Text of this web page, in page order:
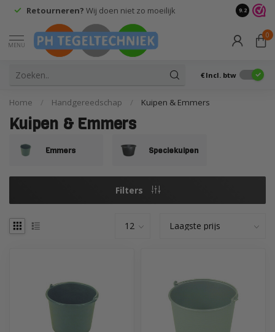
Retourneren? Wij doen niet zo moeilijk 9.2
MENU
0
€ Incl. btw
Home / Handgereedschap / Kuipen & Emmers
Kuipen & Emmers
Emmers Speciekuipen
Filters